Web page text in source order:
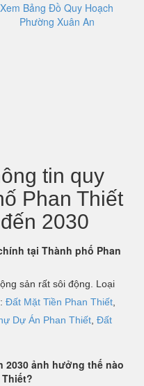
Xem Bảng Đồ Quy Hoạch
Phường Xuân An
tin quy
Phan Thiết
2030
tại Thành phố Phan
sản rất sôi động. Loại
Đất Mặt Tiền Phan Thiết
Dự Án Phan Thiết Đất
2030 ảnh hưởng thế nào